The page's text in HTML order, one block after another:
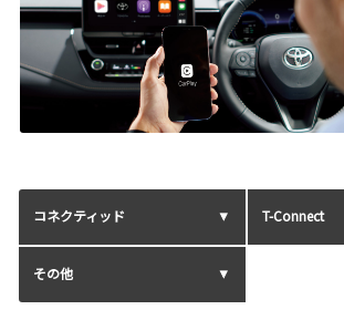
コネクティッド T-Connect
その他